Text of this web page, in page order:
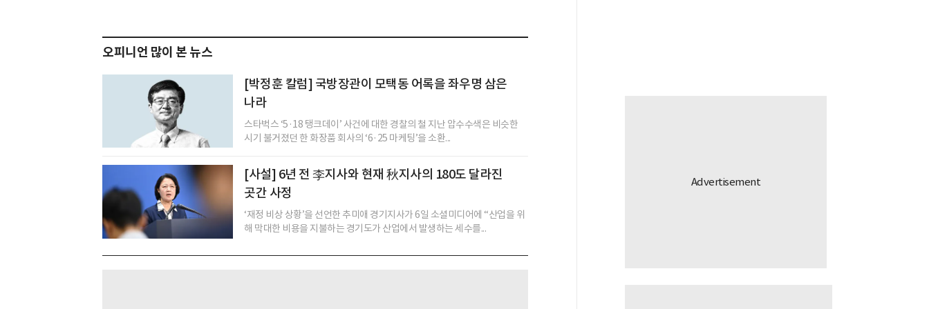
오피니언 많이 본 뉴스
[박정훈 칼럼] 국방장관이 모택동 어록을 좌우명 삼은
나라
스타벅스 ‘5·18 탱크데이’ 사건에 대한 경찰의 철 지난 압수수색은 비슷한
시기 불거졌던 한 화장품 회사의 ‘6·25 마케팅’을 소환...
[사설] 6년 전 李지사와 현재 秋지사의 180도 달라진
곳간 사정
‘재정 비상 상황’을 선언한 추미애 경기지사가 6일 소셜미디어에 “산업을 위
해 막대한 비용을 지불하는 경기도가 산업에서 발생하는 세수를...